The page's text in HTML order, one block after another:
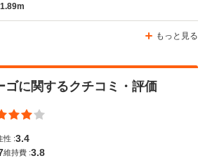
もっと見る
ゴに関するクチコミ・評価
性 :3.4
維持費 :3.8